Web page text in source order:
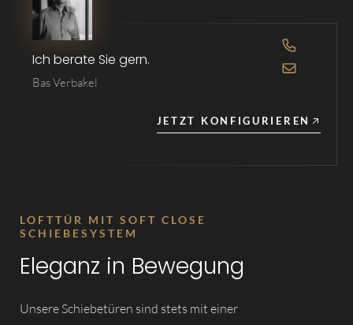
Ich berate Sie gern.
Bas Verbakel
OPEN DE
OPEN DE
JETZT KONFIGURIEREN
LOFTTÜR MIT SOFT CLOSE
SCHIEBESYSTEM
Eleganz in Bewegung
Unsere Schiebetüren sind stets mit einer